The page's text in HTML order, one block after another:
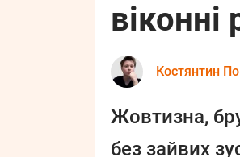
віконні
Костянтин
Жовтизна,
без зайвих